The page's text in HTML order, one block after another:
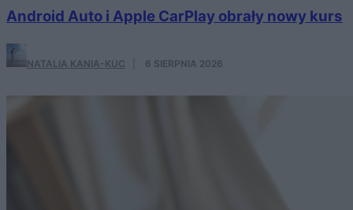
Android Auto i Apple CarPlay obrały nowy kurs
NATALIA KANIA-KUC 6 SIERPNIA 2026